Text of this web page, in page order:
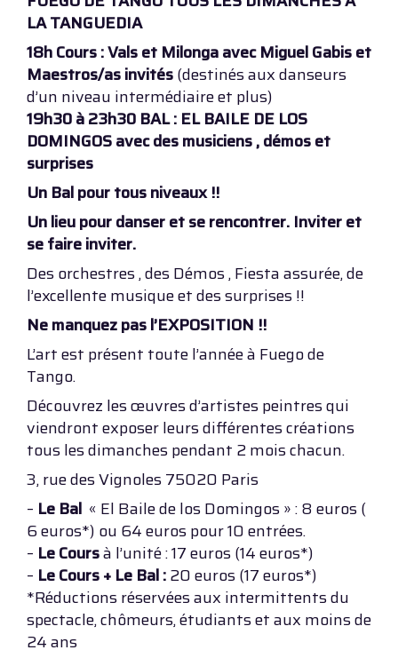
LA TANGUEDIA
18h Cours : Vals et Milonga avec Miguel Gabis et
Maestros/as invités(destinés aux danseurs
d’un niveau intermédiaire et plus)
19h30 à 23h30 BAL : EL BAILE DE LOS
DOMINGOS avec des musiciens , démos et
surprises
Un Bal pour tous niveaux !!
Un lieu pour danser et se rencontrer. Inviter et
se faire inviter.
Des orchestres , des Démos , Fiesta assurée, de
l’excellente musique et des surprises !!
Ne manquez pas l’EXPOSITION !!
L’art est présent toute l’année à Fuego de
Tango.
Découvrez les œuvres d’artistes peintres qui
viendront exposer leurs différentes créations
tous les dimanches pendant 2 mois chacun.
3, rue des Vignoles 75020 Paris
– Le Bal « El Baile de los Domingos » : 8 euros (
6 euros*) ou 64 euros pour 10 entrées.
– Le Coursà l’unité : 17 euros (14 euros*)
– Le Cours + Le Bal :20 euros (17 euros*)
*Réductions réservées aux intermittents du
spectacle, chômeurs, étudiants et aux moins de
24 ans